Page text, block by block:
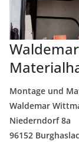
Montage und
Waldemar
Niederndorf 8a
96152